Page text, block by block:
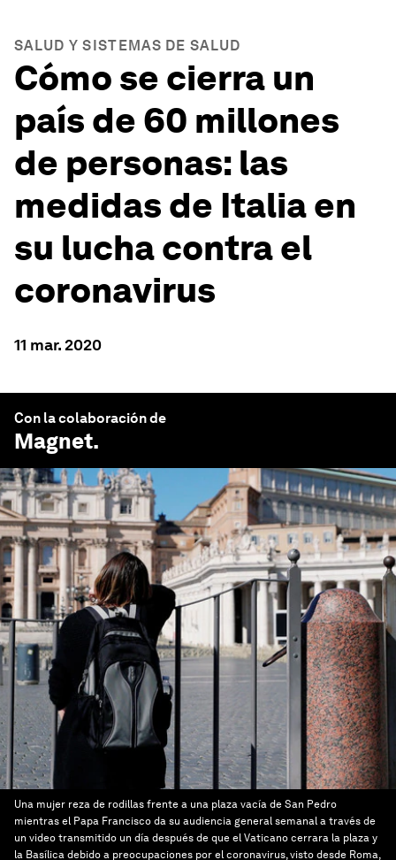
SALUD Y SISTEMAS DE SALUD
Cómo se cierra un
país de 60 millones
de personas: las
medidas de Italia en
su lucha contra el
coronavirus
11 mar. 2020
Con la colaboración de
Magnet.
Una mujer reza de rodillas frente a una plaza vacía de San Pedro
mientras el Papa Francisco da su audiencia general semanal a través de
un video transmitido un día después de que el Vaticano cerrara la plaza y
la Basílica debido a preocupaciones por el coronavirus, visto desde Roma,